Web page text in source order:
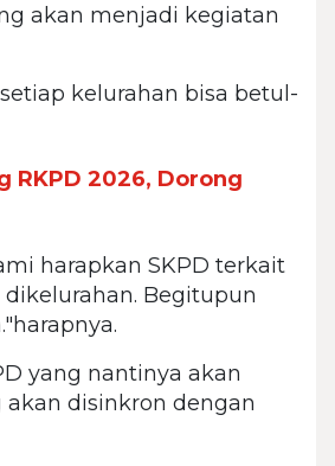
akan menjadi kegiatan
kelurahan bisa betul-
RKPD 2026, Dorong
harapkan SKPD terkait
Begitupun
yang nantinya akan
akan disinkron dengan